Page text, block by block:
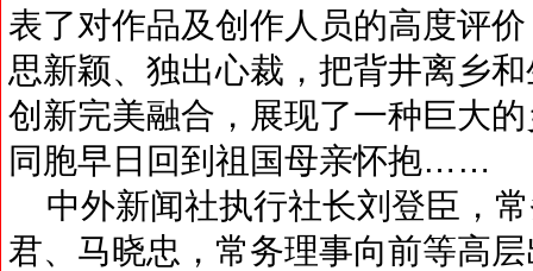
表了对作品及创作人员的高度评
思新颖、独出心裁，把背井离乡
创新完美融合，展现了一种巨大
同胞早日回到祖国母亲怀抱……
中外新闻社执行社长刘登臣，
君、马晓忠，常务理事向前等高